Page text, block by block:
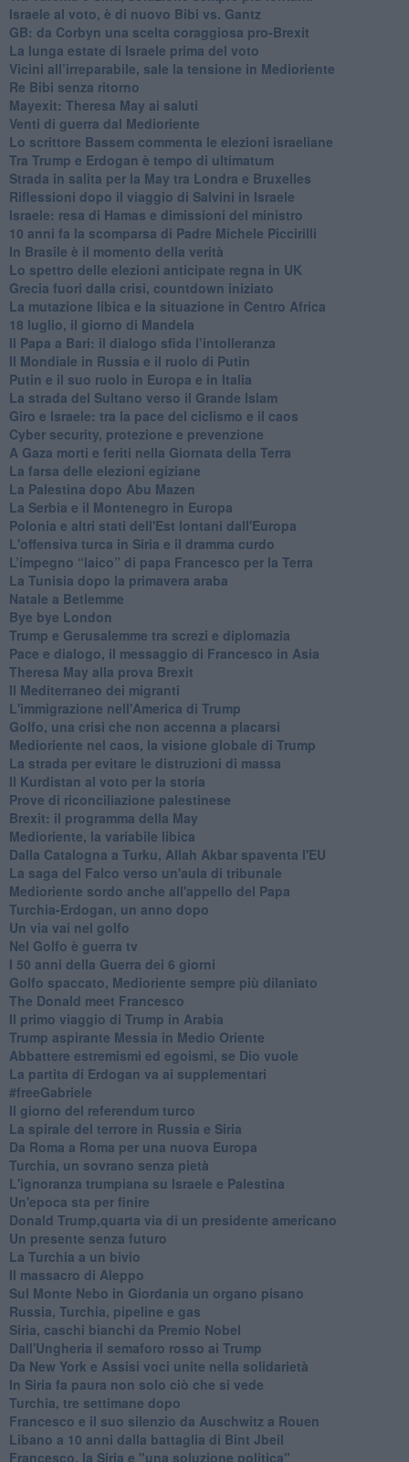
Israele al voto, è di nuovo Bibi vs. Gantz
GB: da Corbyn una scelta coraggiosa pro-Brexit
La lunga estate di Israele prima del voto
Vicini all’irreparabile, sale la tensione in Medioriente
Re Bibi senza ritorno
Mayexit: Theresa May ai saluti
Venti di guerra dal Medioriente
Lo scrittore Bassem commenta le elezioni israeliane
Tra Trump e Erdogan è tempo di ultimatum
Strada in salita per la May tra Londra e Bruxelles
Riflessioni dopo il viaggio di Salvini in Israele
Israele: resa di Hamas e dimissioni del ministro
10 anni fa la scomparsa di Padre Michele Piccirilli
In Brasile è il momento della verità
Lo spettro delle elezioni anticipate regna in UK
Grecia fuori dalla crisi, countdown iniziato
La mutazione libica e la situazione in Centro Africa
18 luglio, il giorno di Mandela
Il Papa a Bari: il dialogo sfida l’intolleranza
Il Mondiale in Russia e il ruolo di Putin
Putin e il suo ruolo in Europa e in Italia
La strada del Sultano verso il Grande Islam
Giro e Israele: tra la pace del ciclismo e il caos
Cyber security, protezione e prevenzione
A Gaza morti e feriti nella Giornata della Terra
La farsa delle elezioni egiziane
La Palestina dopo Abu Mazen
La Serbia e il Montenegro in Europa
Polonia e altri stati dell'Est lontani dall'Europa
L'offensiva turca in Siria e il dramma curdo
L’impegno “laico” di papa Francesco per la Terra
La Tunisia dopo la primavera araba
Natale a Betlemme
Bye bye London
Trump e Gerusalemme tra screzi e diplomazia
Pace e dialogo, il messaggio di Francesco in Asia
Theresa May alla prova Brexit
Il Mediterraneo dei migranti
L'immigrazione nell'America di Trump
Golfo, una crisi che non accenna a placarsi
Medioriente nel caos, la visione globale di Trump
La strada per evitare le distruzioni di massa
Il Kurdistan al voto per la storia
Prove di riconciliazione palestinese
Brexit: il programma della May
Medioriente, la variabile libica
Dalla Catalogna a Turku, Allah Akbar spaventa l'EU
La saga del Falco verso un'aula di tribunale
Medioriente sordo anche all'appello del Papa
Turchia-Erdogan, un anno dopo
Un via vai nel golfo
Nel Golfo è guerra tv
I 50 anni della Guerra dei 6 giorni
Golfo spaccato, Medioriente sempre più dilaniato
The Donald meet Francesco
Il primo viaggio di Trump in Arabia
Trump aspirante Messia in Medio Oriente
Abbattere estremismi ed egoismi, se Dio vuole
La partita di Erdogan va ai supplementari
#freeGabriele
Il giorno del referendum turco
La spirale del terrore in Russia e Siria
Da Roma a Roma per una nuova Europa
Turchia, un sovrano senza pietà
L'ignoranza trumpiana su Israele e Palestina
Un'epoca sta per finire
Donald Trump,quarta via di un presidente americano
Un presente senza futuro
La Turchia a un bivio
Il massacro di Aleppo
Sul Monte Nebo in Giordania un organo pisano
Russia, Turchia, pipeline e gas
Siria, caschi bianchi da Premio Nobel
Dall'Ungheria il semaforo rosso ai Trump
Da New York e Assisi voci unite nella solidarietà
In Siria fa paura non solo ciò che si vede
Turchia, tre settimane dopo
Francesco e il suo silenzio da Auschwitz a Rouen
Libano a 10 anni dalla battaglia di Bint Jbeil
Francesco, la Siria e "una soluzione politica"